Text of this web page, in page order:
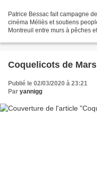
Patrice Bessac fait campagne
cinéma Méliès et soutiens
Montreuil entre murs à pêches
Coquelicots de Mars
Publié le 02/03/2020 à 23:21
Par yannigg